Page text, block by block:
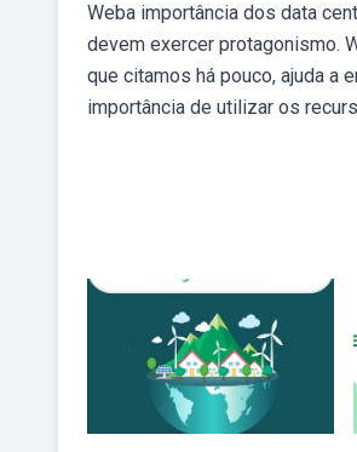
Weba importância dos data
devem exercer protagonismo.
que citamos há pouco, ajuda a
importância de utilizar os